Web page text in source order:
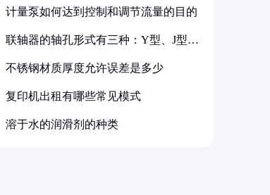
计量泵如何达到控制和调节流量的目的
联轴器的轴孔形式有三种：Y型、J型、
不锈钢材质厚度允许误差是多少
复印机出租有哪些常见模式
溶于水的润滑剂的种类